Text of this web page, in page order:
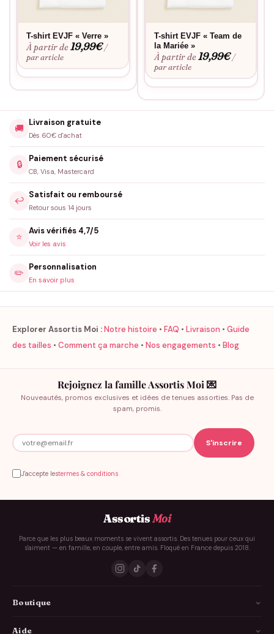
T-shirt EVJF « Verre »
À partir de19,99€ /
par article
T-shirt EVJF « Team de
la Mariée »
À partir de19,99€ /
par article
🚚
Livraison gratuite
Dès 60€ d'achat
🔒
Paiement sécurisé
CB, Visa, Mastercard
↩️
Satisfait ou remboursé
Retour sous 14 jours
⭐
Avis vérifiés 4,7/5
Voir les avis
✏️
Personnalisation
En savoir plus
Explorer Assortis Moi :Notre histoire • FAQ • Livraison • Guide
des tailles • Comment ça marche • Nos engagements • Blog
Rejoignez la famille Assortis Moi 💌
Nouveautés, promos exclusives et idées de tenues assorties. Pas de
spam, promis.
J'accepte lestermes & conditions
AssortisMoi
Parce que les plus beaux moments se vivent assortis. Des tenues pour ceux qui
s'aiment — en famille, en couple, entre amis. Floqué en France depuis 2018.
Boutique
Aide